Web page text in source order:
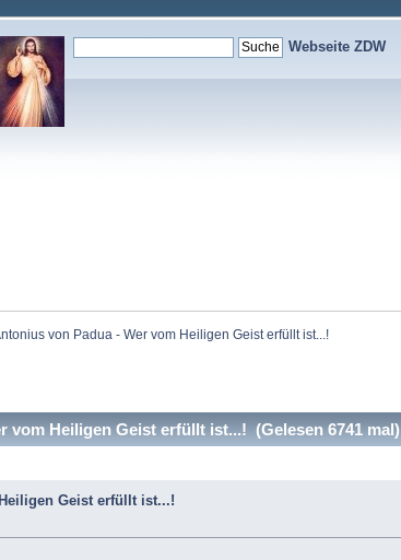
Webseite ZDW
von Padua - Wer vom Heiligen Geist erfüllt ist...!
vom Heiligen Geist erfüllt ist...! (Gelesen 6741 mal)
Geist erfüllt ist...!